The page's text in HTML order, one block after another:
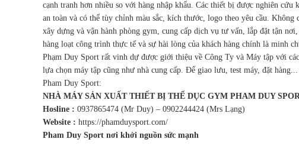
cạnh tranh hơn nhiều so với hàng nhập khẩu. Các thiết bị được nghiên
an toàn và có thể tùy chỉnh màu sắc, kích thước, logo theo yêu cầu.
xây dựng và vận hành phòng gym, cung cấp dịch vụ tư vấn, lắp đặt tận
hàng loạt công trình thực tế và sự hài lòng của khách hàng chính là minh
Phạm Duy Sport rất vinh dự được giới thiệu về Công Ty và Máy tập với
lựa chọn máy tập cũng như nhà cung cấp. Để giao lưu, test máy, đặt
Pham Duy Sport:
NHÀ MÁY SẢN XUẤT THIẾT BỊ THỂ DỤC GYM PHAM DUY
Hosline : 0937865474 (Mr Duy) – 0902244424 (Mrs Lạng)
Website : https://phamduysport.com/
Pham Duy Sport nơi khởi nguồn sức mạnh